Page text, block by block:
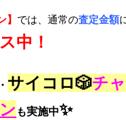
】 では、通常の査定金額
中！
サイコロ🎲チ
も実施中✨